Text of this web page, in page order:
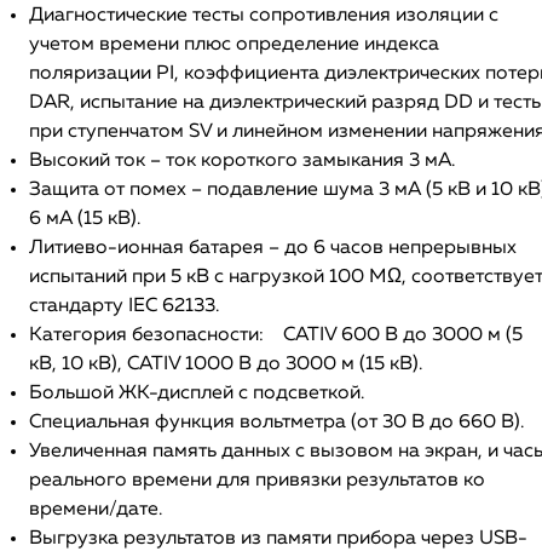
Диагностические тесты сопротивления изоляции с
учетом времени плюс определение индекса
поляризации PI, коэффициента диэлектрических
DAR, испытание на диэлектрический разряд DD и
при ступенчатом SV и линейном изменении
Высокий ток – ток короткого замыкания 3 мА.
Защита от помех – подавление шума 3 мА (5 кВ и 10
6 мА (15 кВ).
Литиево-ионная батарея – до 6 часов непрерывных
испытаний при 5 кВ с нагрузкой 100 МΩ, соответствует
стандарту IEC 62133.
Категория безопасности: CATIV 600 В до 3000 м (5
кВ, 10 кВ), CATIV 1000 В до 3000 м (15 кВ).
Большой ЖК-дисплей с подсветкой.
Специальная функция вольтметра (от 30 В до 660 В).
Увеличенная память данных с вызовом на экран, и
реального времени для привязки результатов ко
времени/дате.
Выгрузка результатов из памяти прибора через USB-